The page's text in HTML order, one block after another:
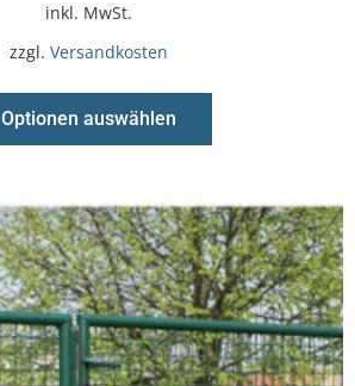
inkl. MwSt.
zzgl. Versandkosten
Optionen auswählen